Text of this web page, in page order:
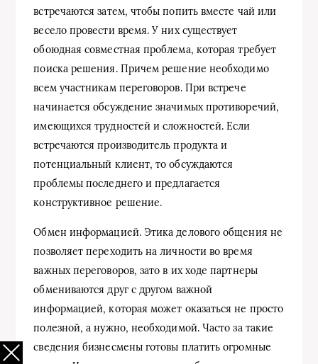
встречаются затем, чтобы попить вместе чай или
весело провести время. У них существует
обоюдная совместная проблема, которая требует
поиска решения. Причем решение необходимо
всем участникам переговоров. При встрече
начинается обсуждение значимых противоречий,
имеющихся трудностей и сложностей. Если
встречаются производитель продукта и
потенциальный клиент, то обсуждаются
проблемы последнего и предлагается
конструктивное решение.
Обмен информацией. Этика делового общения не
позволяет переходить на личности во время
важных переговоров, зато в их ходе партнеры
обмениваются друг с другом важной
информацией, которая может оказаться не просто
полезной, а нужно, необходимой. Часто за такие
сведения бизнесмены готовы платить огромные